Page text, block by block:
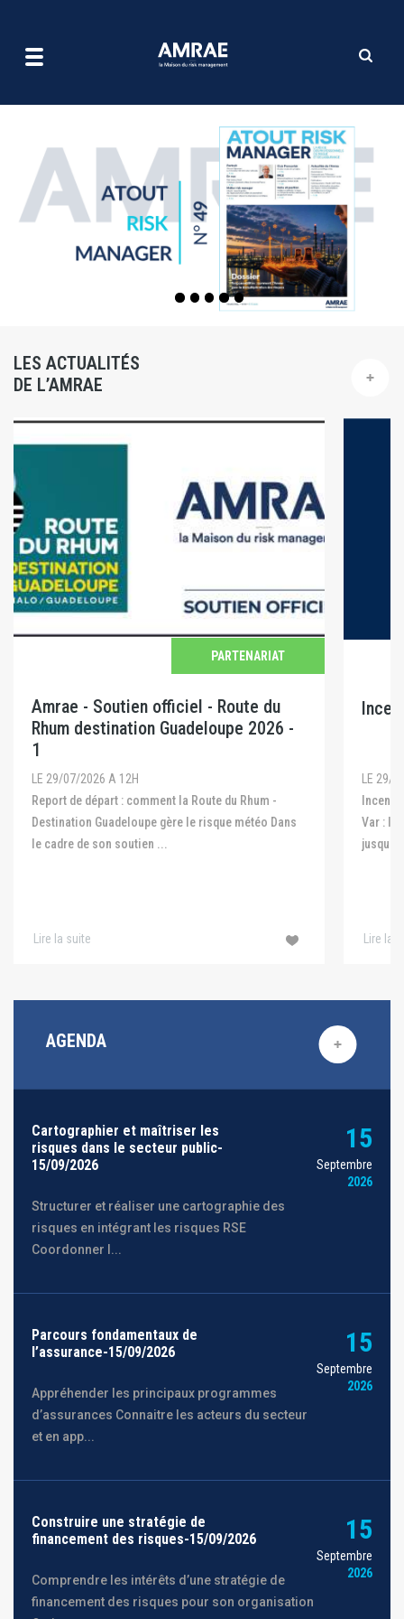
contenu
LES ACTUALITÉS
DE L’AMRAE
PARTENARIAT
Amrae - Soutien officiel - Route du
Rhum destination Guadeloupe 2026 -
1
LE 29/07/2026 A 12H
Report de départ : comment la Route du Rhum -
Destination Guadeloupe gère le risque météo Dans
le cadre de son soutien ...
Lire la suite
LE 29/
Var : le
Lire la
AGENDA
Cartographier et maîtriser les
risques dans le secteur public-
15/09/2026
Structurer et réaliser une cartographie des
risques en intégrant les risques RSE
Coordonner l...
15
Septembre
2026
Parcours fondamentaux de
l’assurance-15/09/2026
Appréhender les principaux programmes
d’assurances Connaitre les acteurs du secteur
et en app...
15
Septembre
2026
Construire une stratégie de
financement des risques-15/09/2026
Comprendre les intérêts d’une stratégie de
financement des risques pour son organisation
15
Septembre
2026